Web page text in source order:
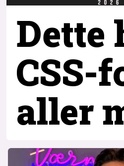
Dette
CSS-
aller